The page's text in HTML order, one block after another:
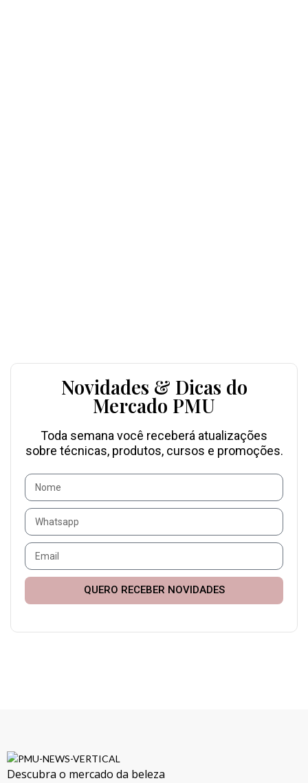
Novidades & Dicas do
Mercado PMU
Toda semana você receberá atualizações
sobre técnicas, produtos, cursos e promoções.
QUERO RECEBER NOVIDADES
Descubra o mercado da beleza